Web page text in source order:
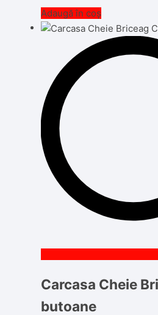
Adaugă în coș
Carcasa Cheie
butoane